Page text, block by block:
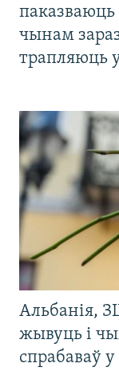
чынам
трапляюць
Альбанія,
жывуць і
спрабаваў